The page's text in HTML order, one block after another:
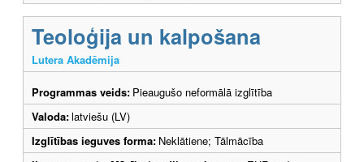
Teoloģija un kalpošana
Lutera Akadēmija
Programmas veids: Pieaugušo neformālā izglītība
Valoda:latviešu (LV)
Izglītības ieguves forma: Neklātiene; Tālmācība